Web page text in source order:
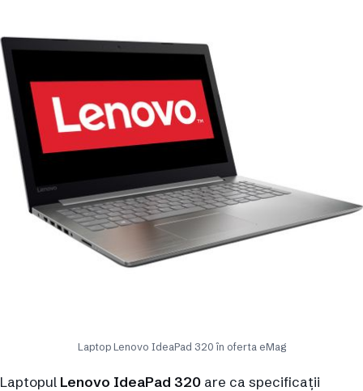
Laptop Lenovo IdeaPad 320 în oferta eMag
Laptopul Lenovo IdeaPad 320 are ca specificații